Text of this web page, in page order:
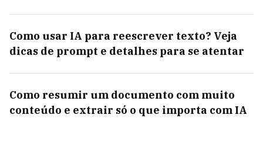
Como usar IA para reescrever texto? Veja
dicas de prompt e detalhes para se atentar
Como resumir um documento com muito
conteúdo e extrair só o que importa com IA